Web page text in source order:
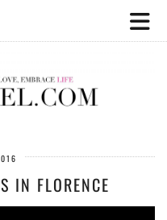
IN FLORENCE